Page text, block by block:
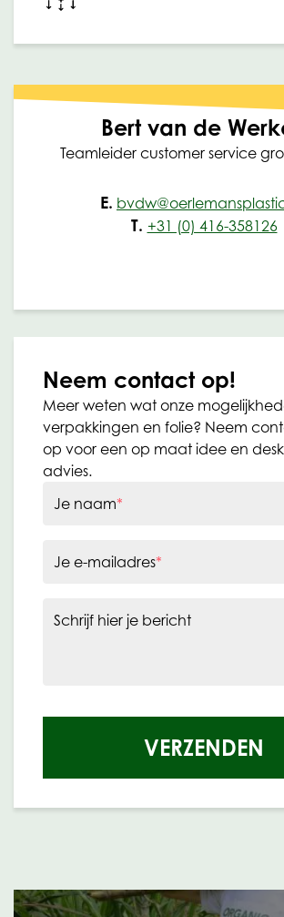
Bert van de
Teamleider customer service
E.
T. +31 (0) 416-358126
Neem contact op!
Meer weten wat onze
verpakkingen en folie? Neem
op voor een op maat idee en
advies.
Je naam*
Je e-mailadres*
Schrijf hier je bericht
VERZENDEN